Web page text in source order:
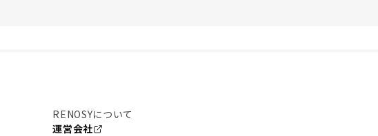
RENOSYについて
運営会社